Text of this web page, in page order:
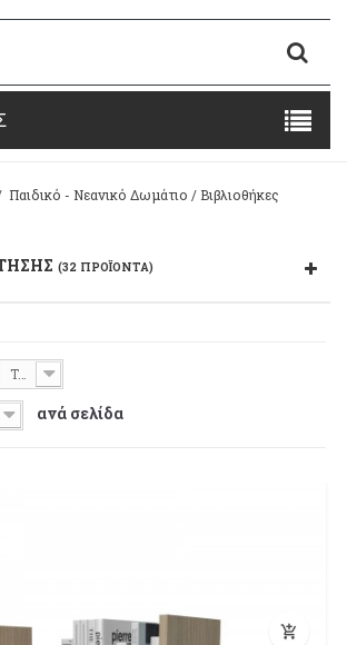
Παιδικό - Νεανικό Δωμάτιο / Βιβλιοθήκες
(32 ΠΡΟΪΌΝΤΑ)
Τιμή: Φθηνότερο πρώτα
ανά σελίδα
add_shopping_cart